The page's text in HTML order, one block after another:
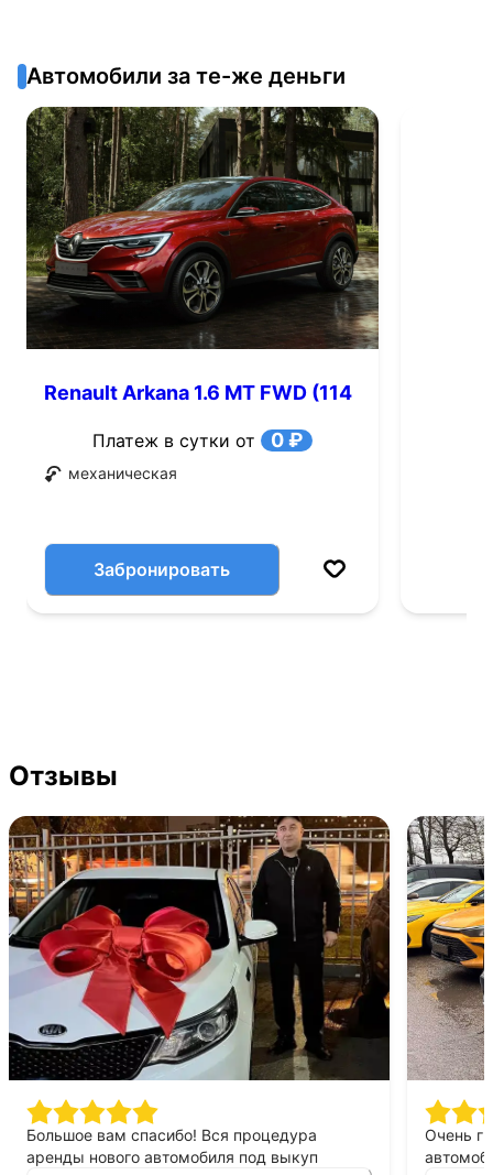
Автомобили за те-же деньги
Renault Arkana 1.6 MT FWD (114
Платеж в сутки от 0 ₽
механическая
Забронировать
Отзывы
Большое вам спасибо! Вся процедура
аренды нового автомобиля под выкуп
Очень